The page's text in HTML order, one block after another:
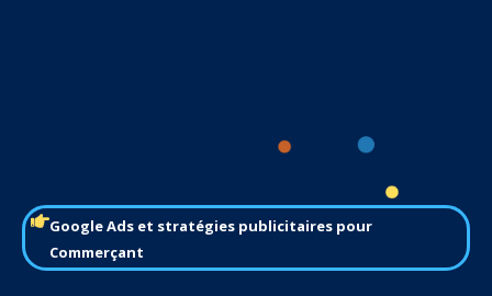
Google Ads et stratégies publicitaires pour
Commerçant